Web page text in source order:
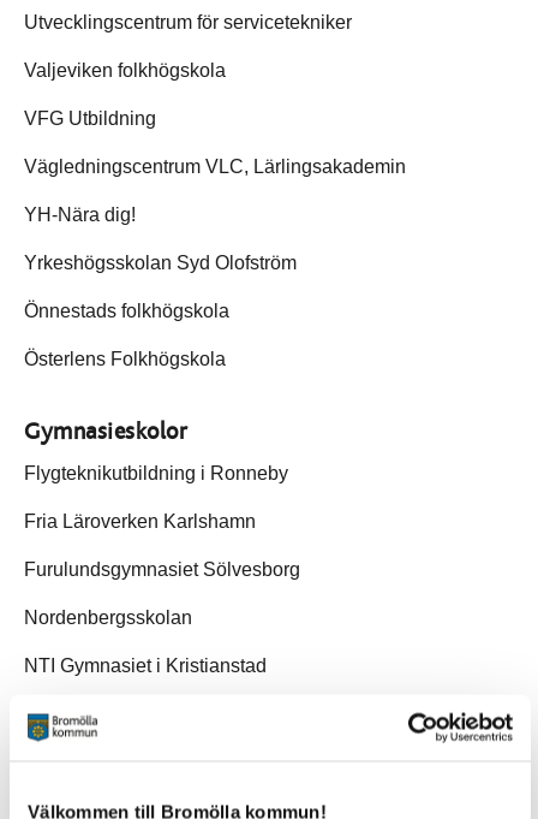
Välkommen till Bromölla kommun!
Utvecklingscentrum för servicetekniker
Valjeviken folkhögskola
VFG Utbildning
Vägledningscentrum VLC, Lärlingsakademin
YH-Nära dig!
Yrkeshögsskolan Syd Olofström
Önnestads folkhögskola
Österlens Folkhögskola
Gymnasieskolor
Flygteknikutbildning i Ronneby
Fria Läroverken Karlshamn
Furulundsgymnasiet Sölvesborg
Nordenbergsskolan
NTI Gymnasiet i Kristianstad
Svalöfs Gymnasium Tävlingsteknikerutbildningen